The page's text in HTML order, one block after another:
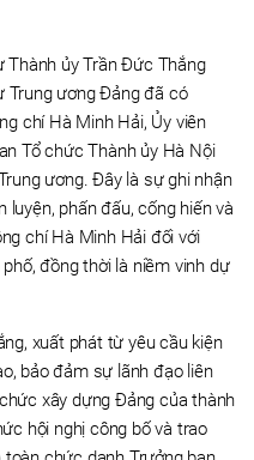
Thành ủy Trần Đức Thắng
Trung ương Đảng đã có
chí Hà Minh Hải, Ủy viên
Tổ chức Thành ủy Hà Nội
ương. Đây là sự ghi nhận
luyện, phấn đấu, cống hiến và
chí Hà Minh Hải đối với
đồng thời là niềm vinh dự
xuất phát từ yêu cầu kiện
bảo đảm sự lãnh đạo liên
xây dựng Đảng của thành
hội nghị công bố và trao